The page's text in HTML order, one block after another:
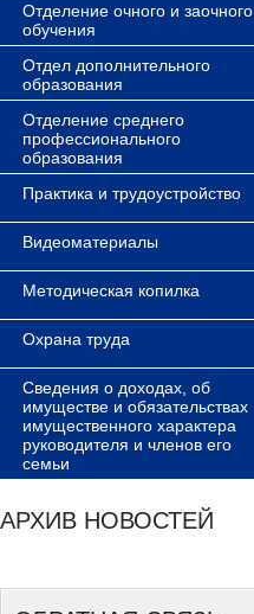
Отделение очного и заочного
обучения
Отдел дополнительного
образования
Отделение среднего
профессионального
образования
Практика и трудоустройство
Видеоматериалы
Методическая копилка
Охрана труда
Сведения о доходах, об
имуществе и обязательствах
имущественного характера
руководителя и членов его
семьи
АРХИВ НОВОСТЕЙ